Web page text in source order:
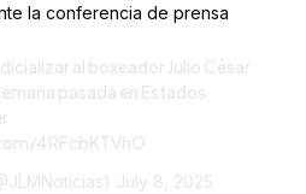
la conferencia de prensa
al boxeador Julio César
pasada en Estados
4RFcbKTVhO
July 8, 2025